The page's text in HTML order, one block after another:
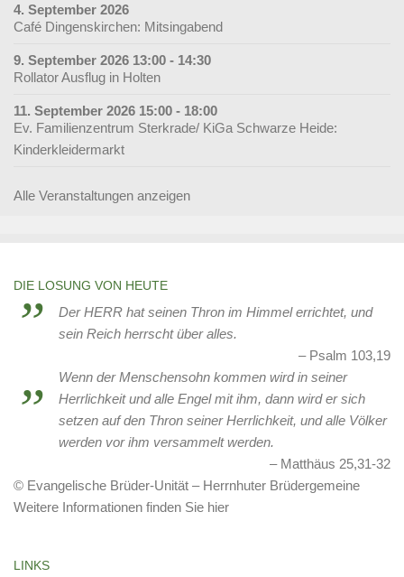
4. September 2026
Café Dingenskirchen: Mitsingabend
9. September 2026 13:00 - 14:30
Rollator Ausflug in Holten
11. September 2026 15:00 - 18:00
Ev. Familienzentrum Sterkrade/ KiGa Schwarze Heide:
Kinderkleidermarkt
Alle Veranstaltungen anzeigen
DIE LOSUNG VON HEUTE
Der HERR hat seinen Thron im Himmel errichtet, und
sein Reich herrscht über alles.
Psalm 103,19
Wenn der Menschensohn kommen wird in seiner
Herrlichkeit und alle Engel mit ihm, dann wird er sich
setzen auf den Thron seiner Herrlichkeit, und alle Völker
werden vor ihm versammelt werden.
Matthäus 25,31-32
© Evangelische Brüder-Unität – Herrnhuter Brüdergemeine
Weitere Informationen finden Sie hier
LINKS